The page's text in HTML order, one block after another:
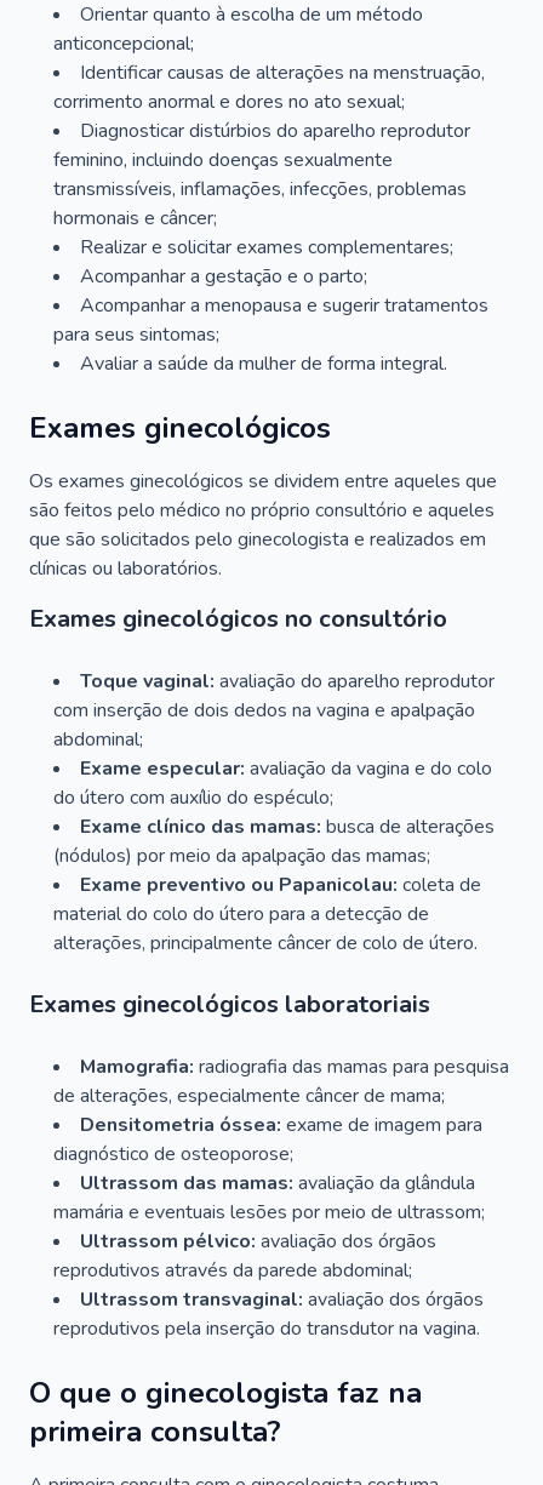
Orientar quanto à escolha de um método
anticoncepcional;
Identificar causas de alterações na menstruação,
corrimento anormal e dores no ato sexual;
Diagnosticar distúrbios do aparelho reprodutor
feminino, incluindo doenças sexualmente
transmissíveis, inflamações, infecções, problemas
hormonais e câncer;
Realizar e solicitar exames complementares;
Acompanhar a gestação e o parto;
Acompanhar a menopausa e sugerir tratamentos
para seus sintomas;
Avaliar a saúde da mulher de forma integral.
Exames ginecológicos
Os exames ginecológicos se dividem entre aqueles que
são feitos pelo médico no próprio consultório e aqueles
que são solicitados pelo ginecologista e realizados em
clínicas ou laboratórios.
Exames ginecológicos no consultório
Toque vaginal: avaliação do aparelho reprodutor
com inserção de dois dedos na vagina e apalpação
abdominal;
Exame especular: avaliação da vagina e do colo
do útero com auxílio do espéculo;
Exame clínico das mamas: busca de alterações
(nódulos) por meio da apalpação das mamas;
Exame preventivo ou Papanicolau: coleta de
material do colo do útero para a detecção de
alterações, principalmente câncer de colo de útero.
Exames ginecológicos laboratoriais
Mamografia: radiografia das mamas para pesquisa
de alterações, especialmente câncer de mama;
Densitometria óssea: exame de imagem para
diagnóstico de osteoporose;
Ultrassom das mamas: avaliação da glândula
mamária e eventuais lesões por meio de ultrassom;
Ultrassom pélvico: avaliação dos órgãos
reprodutivos através da parede abdominal;
Ultrassom transvaginal: avaliação dos órgãos
reprodutivos pela inserção do transdutor na vagina.
O que o ginecologista faz na
primeira consulta?